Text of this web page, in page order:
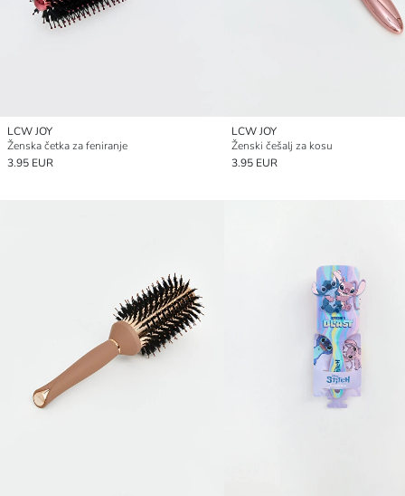
LCW JOY
Ženska četka za feniranje
3.95 EUR
LCW JOY
Ženski češalj za kosu
3.95 EUR